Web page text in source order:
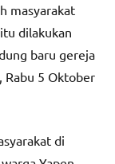
masyarakat
dilakukan
baru gereja
Rabu 5 Oktober
di